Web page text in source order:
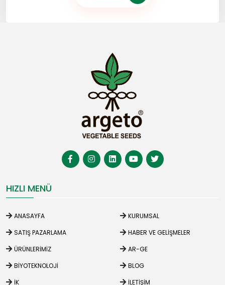
HIZLI MENÜ
ANASAYFA
KURUMSAL
SATIŞ PAZARLAMA
HABER VE GELIŞMELER
ÜRÜNLERIMIZ
AR-GE
BIYOTEKNOLOJI
BLOG
İK
İLETIŞIM